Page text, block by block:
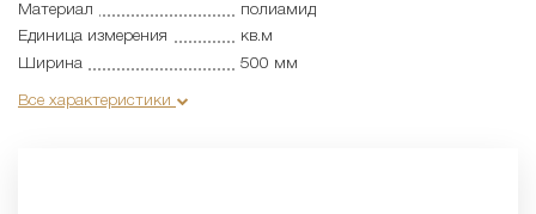
Материал
полиамид
Единица измерения
кв.м
Ширина
500 мм
Все характеристики